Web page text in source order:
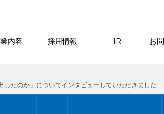
内容 採用情報 IR お
たのか」についてインタビューしていただきました